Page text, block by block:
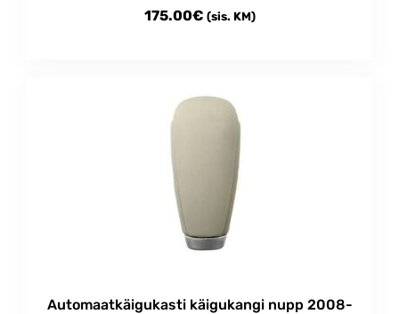
175.00€ (sis. KM)
Automaatkäigukasti käigukangi nupp 2008-